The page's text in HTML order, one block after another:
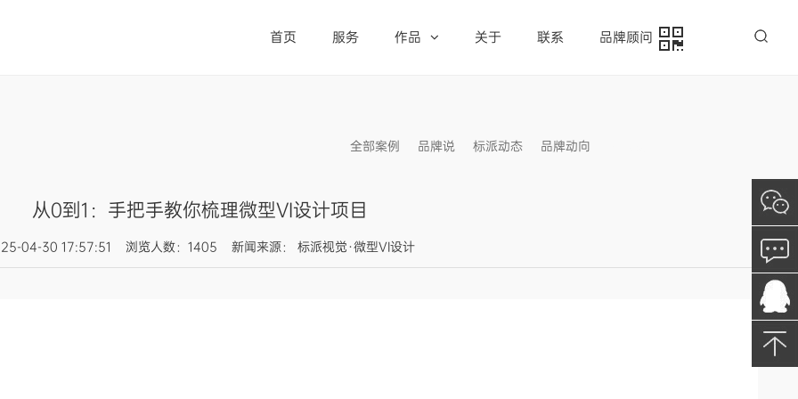
首页 服务 作品 关于 联系 品牌顾问
全部案例 品牌说 标派动态 品牌动向
从0到1：手把手教你梳理微型VI设计项目
04-30 17:57:51 浏览人数：1405 新闻来源： 标派视觉·微型VI设计